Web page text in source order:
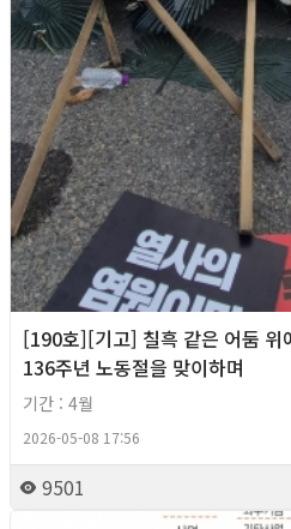
[190호][기고] 칠흑 같은 어둠 위
136주년 노동절을 맞이하며
기간 : 4월
2026-05-08 17:56
9501